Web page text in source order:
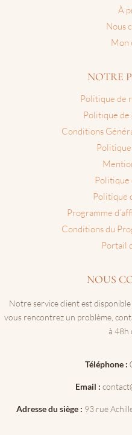
À
Nous
Mon
NOTRE
Politique de
Politique
Conditions
Politique
Politique
Programme
Conditions du
Portail
NOUS
Notre service client est
vous rencontrez un problème,
à 48h
Téléphone :
Email :
Adresse du siège : 93 rue